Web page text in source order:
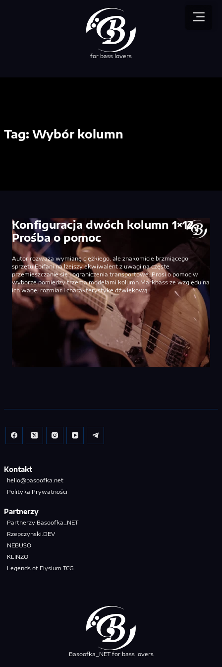
for bass lovers
Tag: Wybór kolumn
Konfiguracja dwóch kolumn 1×12.
Prośba o pomoc
Autor rozważa wymianę ciężkiego, ale znakomicie brzmiącego
sprzętu Epifani na lżejszy ekwiwalent z uwagi na częste
przemieszczanie się i ograniczenia transportowe. Prosi o pomoc w
wyborze pomiędzy trzema modelami kolumn Markbass ze względu na
ich wagę, rozmiar i charakterystykę dźwiękową.
Kontakt
hello@basoofka.net
Polityka Prywatności
Partnerzy
Partnerzy Basoofka_NET
Rzepczynski.DEV
NEBUSO
KLINZO
Legends of Elysium TCG
Basoofka_NET for bass lovers